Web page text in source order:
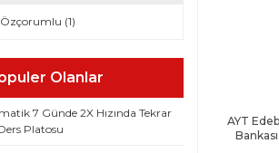
(21)
(18)
(1)
Olanlar
7 Günde 2X Hızında Tekrar
Platosu
AYT